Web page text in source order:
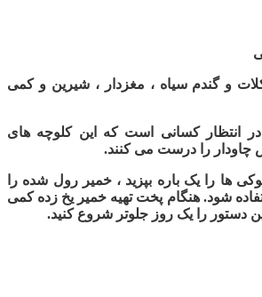
و گندم سیاه ، مغزدار ، شیرین و کمی
انتظار کسانی است که این کلوچه های
چاودار را درست می کنند.
ها را یک باره بپزید ، خمیر رول شده را
شود. هنگام پخت تهیه خمیر یخ زده کمی
دستور را یک روز جلوتر شروع کنید.